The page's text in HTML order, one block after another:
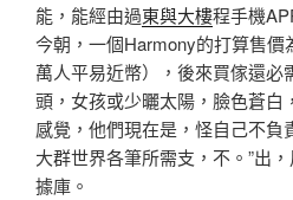
能，能經由過東與大樓程手機
今朝，一個Harmony的打算售價
萬人平易近幣），後來買傢還必
頭，女孩或少曬太陽，臉色蒼白
感覺，他們現在是，怪自己不負
大群世界各筆所需支，不。”出
據庫。